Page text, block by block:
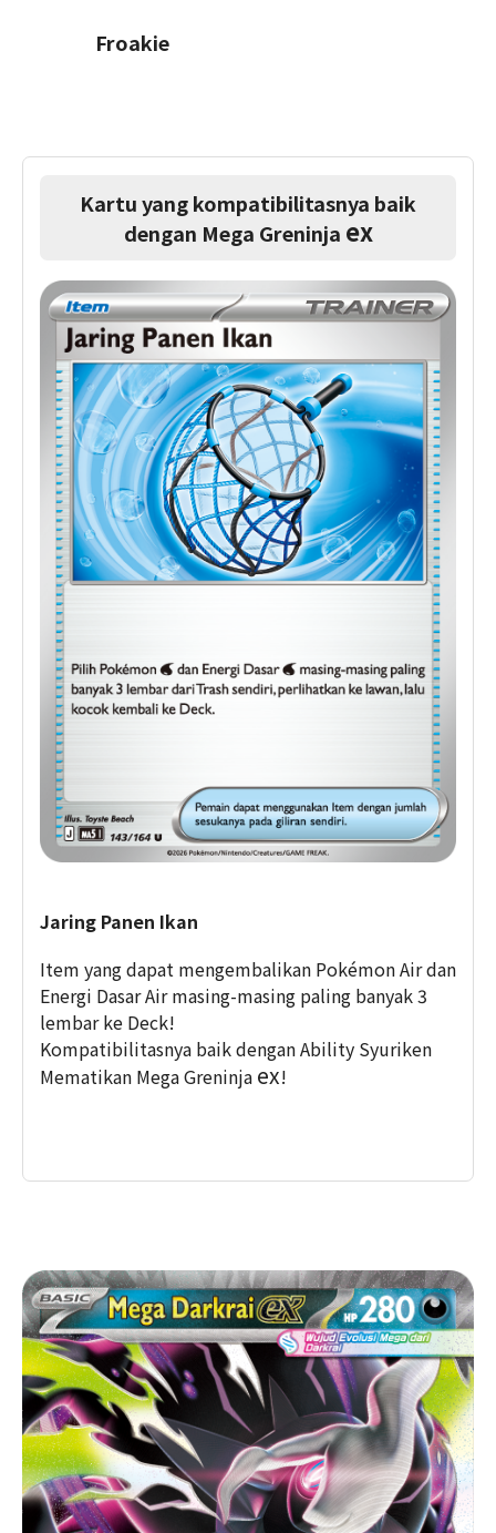
Froakie
Kartu yang kompatibilitasnya baik
dengan Mega Greninja ex
Jaring Panen Ikan
Item yang dapat mengembalikan Pokémon Air dan
Energi Dasar Air masing-masing paling banyak 3
lembar ke Deck!
Kompatibilitasnya baik dengan Ability Syuriken
Mematikan Mega Greninja ex!